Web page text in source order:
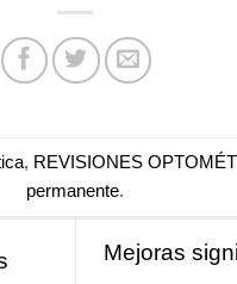
, REVISIONES
permanente.
Mejoras